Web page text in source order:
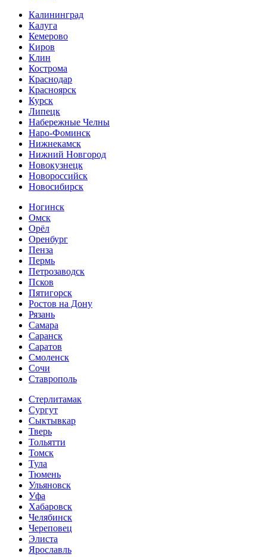
Калининград
Калуга
Кемерово
Киров
Клин
Кострома
Краснодар
Красноярск
Курск
Липецк
Набережные Челны
Наро-Фоминск
Нижнекамск
Нижний Новгород
Новокузнецк
Новороссийск
Новосибирск
Ногинск
Омск
Орёл
Оренбург
Пенза
Пермь
Петрозаводск
Псков
Пятигорск
Ростов на Дону
Рязань
Самара
Саранск
Саратов
Смоленск
Сочи
Ставрополь
Стерлитамак
Сургут
Сыктывкар
Тверь
Тольятти
Томск
Тула
Тюмень
Ульяновск
Уфа
Хабаровск
Челябинск
Череповец
Элиста
Ярославль